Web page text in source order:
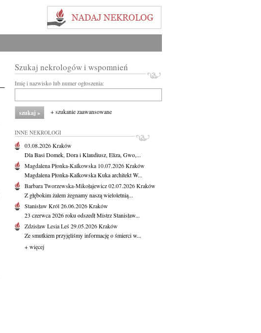
Szukaj nekrologów i wspomnień
Imię i nazwisko lub numer ogłoszenia:
+ szukanie zaawansowane
INNE NEKROLOGI
03.08.2026Kraków
Dla Basi Domek, Dora i Klaudiusz, Eliza, Gwo,...
Magdalena Płonka-Kalkowska 10.07.2026Kraków
Magdalena Płonka-Kalkowska Kuka architekt W...
Barbara Tworzewska-Mikołajewicz02.07.2026Kraków
Z głębokim żalem żegnamy naszą wieloletnią...
Stanisław Król26.06.2026Kraków
23 czerwca 2026 roku odszedł Mistrz Stanisław...
Zdzisław Lesia Leś29.05.2026Kraków
Ze smutkiem przyjęliśmy informację o śmierci w...
+ więcej